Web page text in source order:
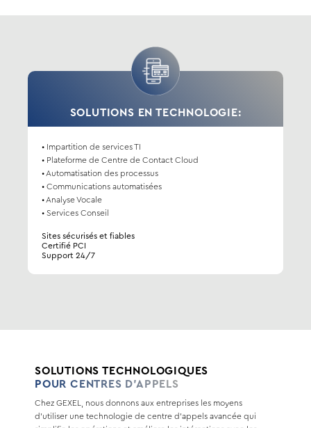
SOLUTIONS EN TECHNOLOGIE:
• Impartition de services TI
• Plateforme de Centre de Contact Cloud
• Automatisation des processus
• Communications automatisées
• Analyse Vocale
• Services Conseil
Sites sécurisés et fiables
Certifié PCI
Support 24/7
SOLUTIONS TECHNOLOGIQUES
POUR CENTRES D’APPELS
Chez GEXEL, nous donnons aux entreprises les moyens
d’utiliser une technologie de centre d’appels avancée qui